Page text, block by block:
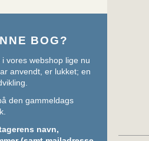
BOG?
vores webshop lige nu
anvendt, er lukket; en
den gammeldags
.
navn,